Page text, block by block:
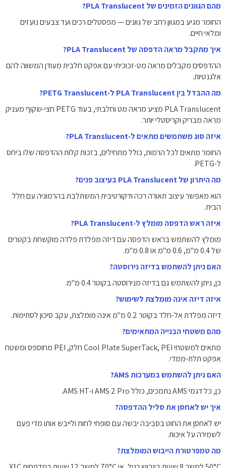
מהם הגוונים הזמינים של PLA Translucent?
החומר מגיע במגוון רחב של גוונים — מפסטלים רכים ועד צבעים נועזים
ומלאי חיים.
איך מתקבל מראה הדפסה של PLA Translucent?
ההדפסים מקבלים מראה מט-זכוכיתי עם אפקט חלבית מעודן המשווה להם
אלגנטיות.
מה ההבדל בין PLA Translucent ל‑PETG Translucent?
PLA Translucent מציע מראה מט וחלבתי, בעוד PETG חצי-שקוף מעניק
מראה מבריק וקריסטלי יותר.
איזה סוג משתמשים מתאים ל‑PLA Translucent?
החומר מתאים לכל הרמות, כולל מתחילים, בזכות קלות ההדפסה שלו ביחס
ל‑PETG.
מה היתרון של PLA Translucent בעיצוב פנים?
הוא מאפשר עיצוב תאורה רכה ודקורטיבית המשתלבת בהרמוניה עם חלל
הבית.
איזה ראש הדפסה מומלץ ל‑PLA Translucent?
מומלץ להשתמש בראש הדפסה עם דיזה מפלדת פלדה מוקשחת בקטרים
של 0.4 מ"מ, 0.6 מ"מ או 0.8 מ"מ.
האם ניתן להשתמש בדיזה נירוסטה?
כן, ניתן להשתמש גם בדיזה מנירוסטה בקוטר 0.4 מ"מ.
איזה דיזה אינה מומלצת לשימוש?
דיזה מפלדת אל-חלד בקוטר 0.2 מ"מ אינה מומלצת, עקב סיכון לסתימות.
מהם משטחי הבנייה המתאימים?
מתאים למשטחי Cool Plate SuperTack, PEI חלק, PEI מחוספס ומשטח
אפקט תלת-ממדי.
האם ניתן להשתמש במערכות AMS?
כן, כל דגמי AMS נתמכים, כולל AMS 2 Pro ו‑AMS HT.
איך יש לאחסן את סליל ההדפסה?
יש לאחסן את החוט בסביבה יבשה עם סופחי לחות ולייבש אותו מדי פעם
לשמירה על איכות.
מה טמפרטורת הייבוש המומלצת?